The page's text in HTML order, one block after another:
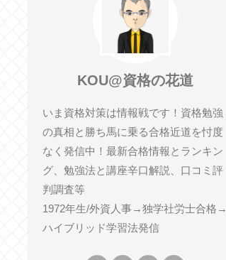
KOU@資格の花道
いま資格対策は情報戦です！資格勉強
の真相と勝ち馬に乗る合格近道を忖度
なく発信中！最新合格情報とランキン
グ、勉強法と講座辛口解説、口コミ評
判調査等
1972年生/外資人事→独学社労士合格→
ハイブリッド学習法発信